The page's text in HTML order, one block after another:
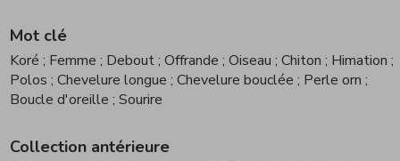
Mot clé
Koré; Femme; Debout; Offrande; Oiseau; Chiton; Himation;
Polos; Chevelure longue; Chevelure bouclée; Perle orn;
Boucle d'oreille; Sourire
Collection antérieure